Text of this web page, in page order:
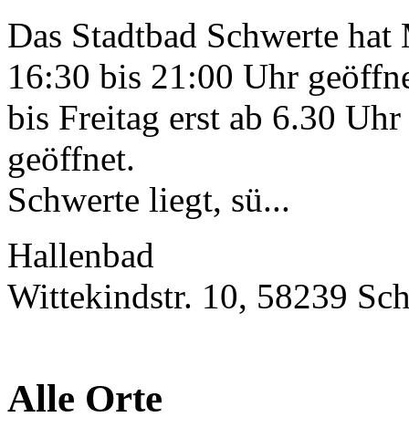
Das Stadtbad Schwerte
16:30 bis 21:00 Uhr
bis Freitag erst ab 6.30
geöffnet.
Schwerte liegt, sü...
Hallenbad
Wittekindstr. 10, 58239
Alle Orte